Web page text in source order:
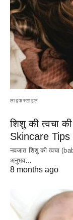
लाइफस्टाइल
शिशु की त्वचा
Skincare Tips
नवजात शिशु की त्वचा
अनुभव…
8 months ago